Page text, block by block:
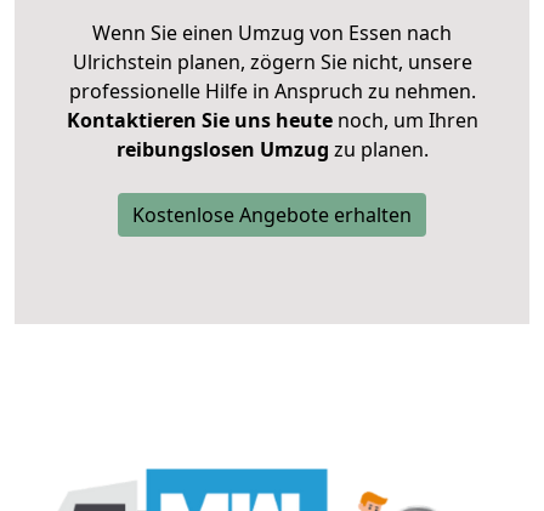
Wenn Sie einen Umzug von Essen nach
Ulrichstein planen, zögern Sie nicht, unsere
professionelle Hilfe in Anspruch zu nehmen.
Kontaktieren Sie uns heutenoch, um Ihren
reibungslosen Umzug zu planen.
Kostenlose Angebote erhalten